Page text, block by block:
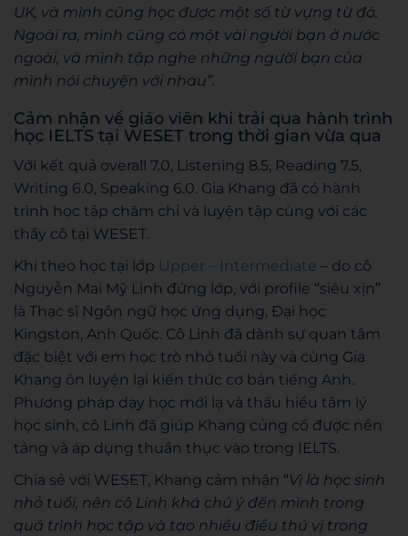
UK, và mình cũng học được một số từ vựng từ đó.
Ngoài ra, mình cũng có một vài người bạn ở nước
ngoài, và mình tập nghe những người bạn của
mình nói chuyện với nhau”.
Cảm nhận về giáo viên khi trải qua hành trình
học IELTS tại WESET trong thời gian vừa qua
Với kết quả overall 7.0, Listening 8.5, Reading 7.5,
Writing 6.0, Speaking 6.0. Gia Khang đã có hành
trình học tập chăm chỉ và luyện tập cùng với các
thầy cô tại WESET.
Khi theo học tại lớp Upper – Intermediate – do cô
Nguyễn Mai Mỹ Linh đứng lớp, với profile “siêu xịn”
là Thạc sĩ Ngôn ngữ học ứng dụng, Đại học
Kingston, Anh Quốc. Cô Linh đã dành sự quan tâm
đặc biệt với em học trò nhỏ tuổi này và cùng Gia
Khang ôn luyện lại kiến thức cơ bản tiếng Anh.
Phương pháp dạy học mới lạ và thấu hiểu tâm lý
học sinh, cô Linh đã giúp Khang củng cố được nền
tảng và áp dụng thuần thục vào trong IELTS.
Chia sẻ với WESET, Khang cảm nhận “Vì là học sinh
nhỏ tuổi, nên cô Linh khá chú ý đến mình trong
quá trình học tập và tạo nhiều điều thú vị trong